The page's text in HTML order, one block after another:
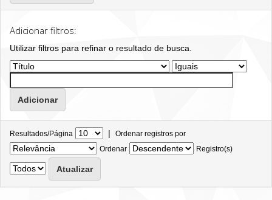
Adicionar filtros:
Utilizar filtros para refinar o resultado de busca.
Resultados/Página | Ordenar registros por
Ordenar
Registro(s)